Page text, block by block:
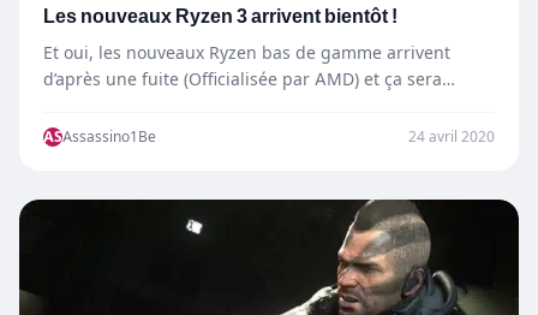
Les nouveaux Ryzen 3 arrivent bientôt !
Et oui, les nouveaux Ryzen bas de gamme arrivent
d’après une fuite (Officialisée par AMD) et ça sera…
ASAssassino1Be 24 avril 2020